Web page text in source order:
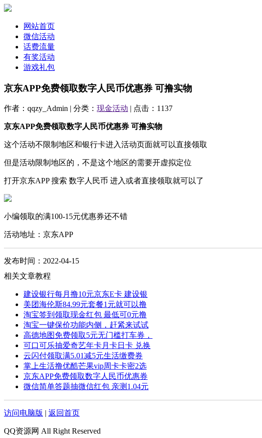
网站首页
微信活动
话费流量
有奖活动
游戏礼包
京东APP免费领取数字人民币优惠券 可撸实物
作者：qqzy_Admin | 分类： 现金活动 | 点击：1137
京东APP免费领取数字人民币优惠券 可撸实物
这个活动不限制地区和银行卡进入活动页面就可以直接领取
但是活动限制地区的，不是这个地区的需要开虚拟定位
打开京东APP 搜索 数字人民币 进入或者直接领取就可以了
小编领取的满100-15元优惠券还不错
活动地址：京东APP
发布时间：2022-04-15
相关文章教程
建设银行每月撸10元京东E卡 建设银
美团海伦斯84.99元套餐1元就可以撸
淘宝签到领取现金红包 最低可0元撸
淘宝一键保价功能内侧，赶紧来试试
高德地图免费领取5元无门槛打车券，
可口可乐抽爱奇艺年卡月卡日卡 兑换
云闪付领取满5.01减5元生活缴费券
掌上生活撸优酷芒果vip周卡卡密2选
京东APP免费领取数字人民币优惠券
微信简单答题抽微信红包 亲测1.04元
访问电脑版 | 返回首页
QQ资源网 All Right Reserved